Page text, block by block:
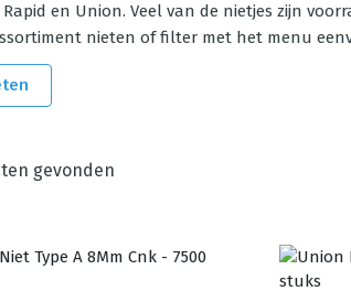
en Union. Veel van de nietjes zijn
nieten of filter met het menu
gevonden